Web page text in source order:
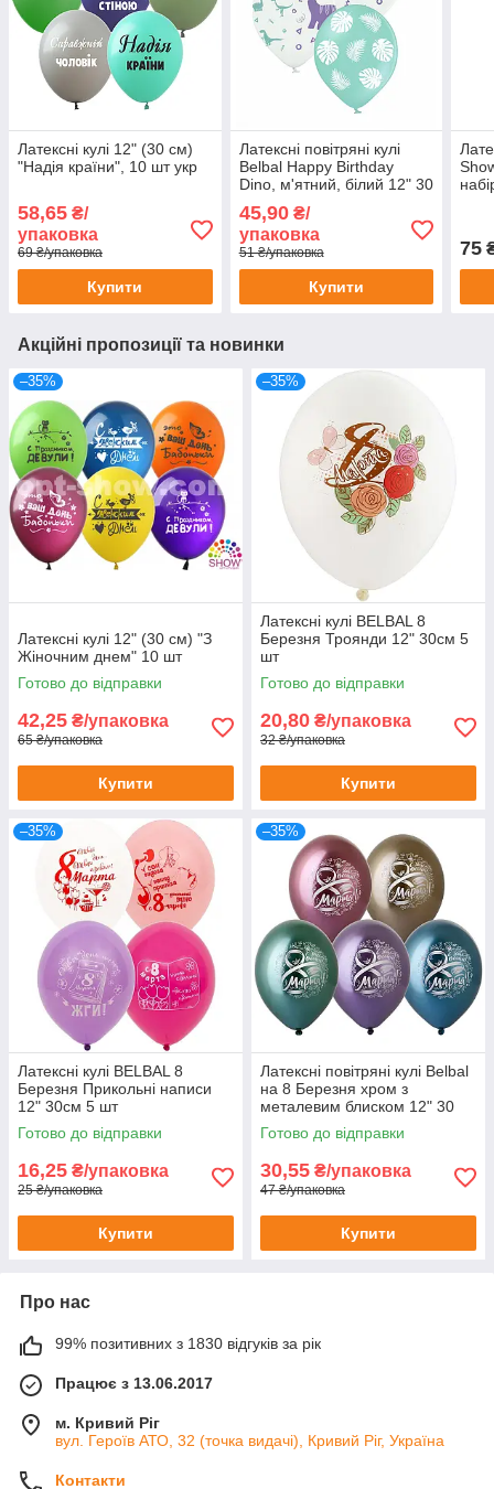
Латексні кулі 12" (30 см)
"Надія країни", 10 шт укр
58,65 ₴/
упаковка
69 ₴/упаковка
Купити
Латексні повітряні кулі
Belbal Happy Birthday
Dino, м'ятний, білий 12" 30
45,90₴/
упаковка
51 ₴/упаковка
Купити
75
Акційні пропозиції та новинки
–35%
Латексні кулі 12" (30 см) "З
Жіночним днем" 10 шт
Готово до відправки
42,25 ₴/упаковка
65 ₴/упаковка
Купити
–35%
Латексні кулі BELBAL 8
Березня Троянди 12" 30см 5
шт
Готово до відправки
20,80 ₴/упаковка
32 ₴/упаковка
Купити
–35%
Латексні кулі BELBAL 8
Березня Прикольні написи
12" 30см 5 шт
Готово до відправки
16,25 ₴/упаковка
25 ₴/упаковка
Купити
–35%
Латексні повітряні кулі Belbal
на 8 Березня хром з
металевим блиском 12" 30
см, 5 шт
Готово до відправки
30,55 ₴/упаковка
47 ₴/упаковка
Купити
Про нас
99% позитивних з 1830 відгуків за рік
Працює з 13.06.2017
м. Кривий Ріг
вул. Героїв АТО, 32 (точка видачі), Кривий Ріг, Україна
Контакти